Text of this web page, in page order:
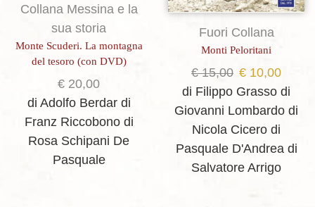
Collana Messina e la
sua storia
Monte Scuderi. La montagna
del tesoro (con DVD)
€ 20,00
di Adolfo Berdar di
Franz Riccobono di
Rosa Schipani De
Pasquale
Fuori Collana
Monti Peloritani
€15,00 Il
prezzo
originale
era:
€ 15,00.
€ 10,00Il
€
di Filippo Grasso di
Giovanni Lombardo di
Nicola Cicero di
Pasquale D'Andrea di
Salvatore Arrigo